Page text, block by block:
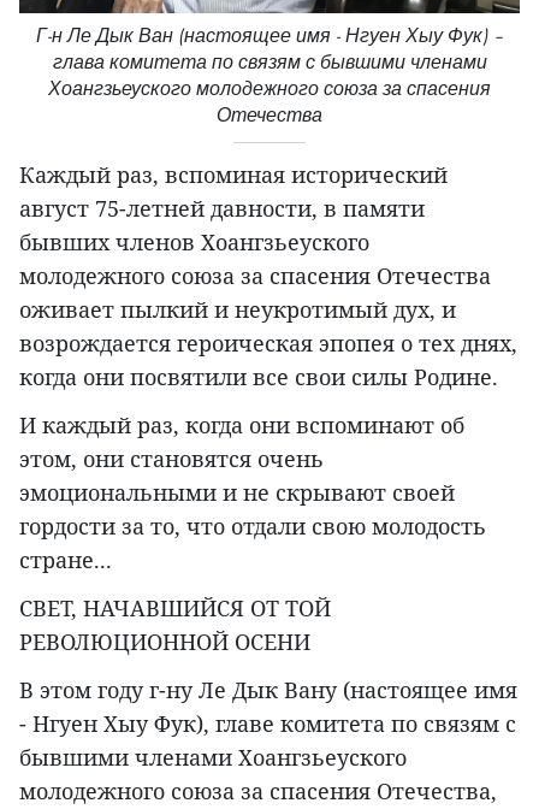
Г-н Ле Дык Ван (настоящее имя - Нгуен Хыу Фук) –
глава комитета по связям с бывшими членами
Хоангзьеуского молодежного союза за спасения
Отечества
Каждый раз, вспоминая исторический
август 75-летней давности, в памяти
бывших членов Хоангзьеуского
молодежного союза за спасения Отечества
оживает пылкий и неукротимый дух, и
возрождается героическая эпопея о тех днях,
когда они посвятили все свои силы Родине.
И каждый раз, когда они вспоминают об
этом, они становятся очень
эмоциональными и не скрывают своей
гордости за то, что отдали свою молодость
стране...
СВЕТ, НАЧАВШИЙСЯ ОТ ТОЙ
РЕВОЛЮЦИОННОЙ ОСЕНИ
В этом году г-ну Ле Дык Вану (настоящее имя
- Нгуен Хыу Фук), главе комитета по связям с
бывшими членами Хоангзьеуского
молодежного союза за спасения Отечества,